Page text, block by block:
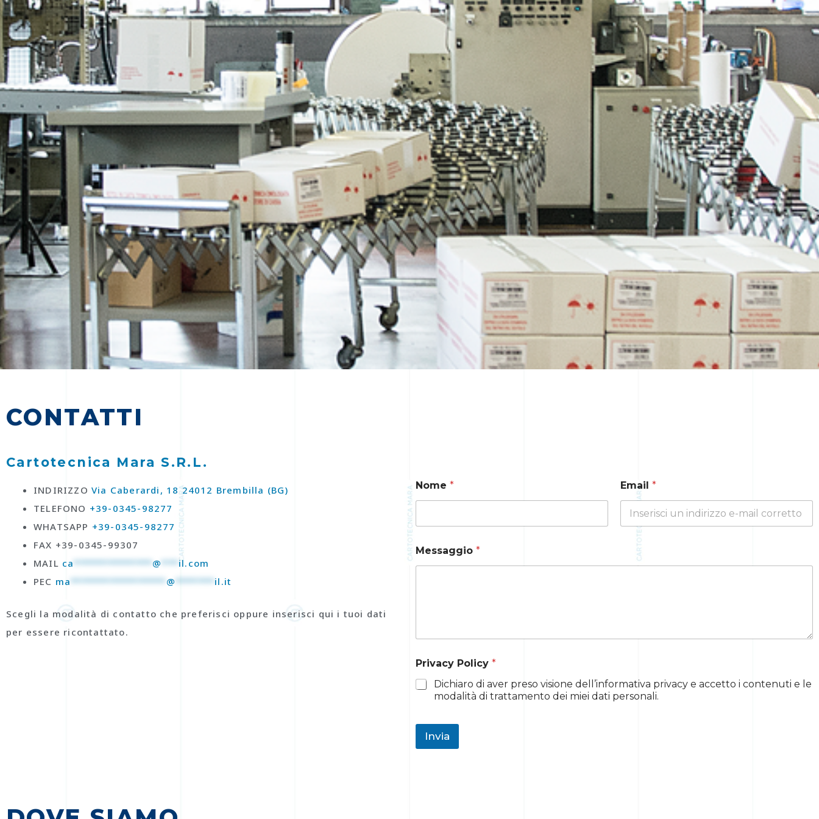
CONTATTI
Cartotecnica Mara S.R.L.
INDIRIZZO Via Caberardi, 18 24012 Brembilla (BG)
TELEFONO +39-0345-98277
WHATSAPP +39-0345-98277
FAX +39-0345-99307
MAIL ca ************** @ *** il.com
PEC ma ***************** @ ******* il.it
Scegli la modalità di contatto che preferisci oppure inserisci qui i tuoi dati
per essere ricontattato.
Nome * Email *
Messaggio *
e
s
s
g
o
Privacy Policy *
Dichiaro di aver preso visione dell’informativa privacy e accetto i contenuti e le
modalità di trattamento dei miei dati personali.
Invia